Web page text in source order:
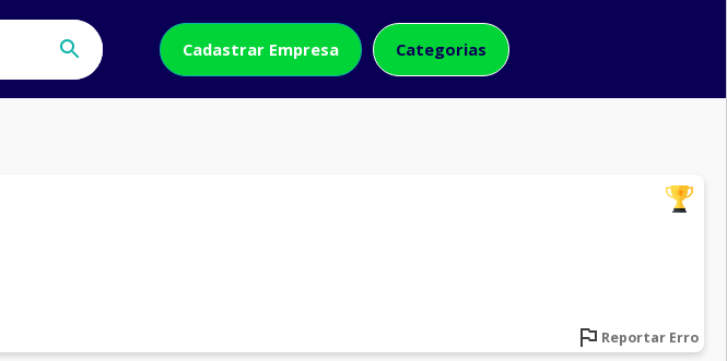
Cadastrar Empresa Categorias
Reportar Erro